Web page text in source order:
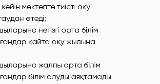
мектепте тиісті оқу
өтеді;
негізгі орта білім
қайта оқу жылына
жалпы орта білім
білім алуды аяқтамады